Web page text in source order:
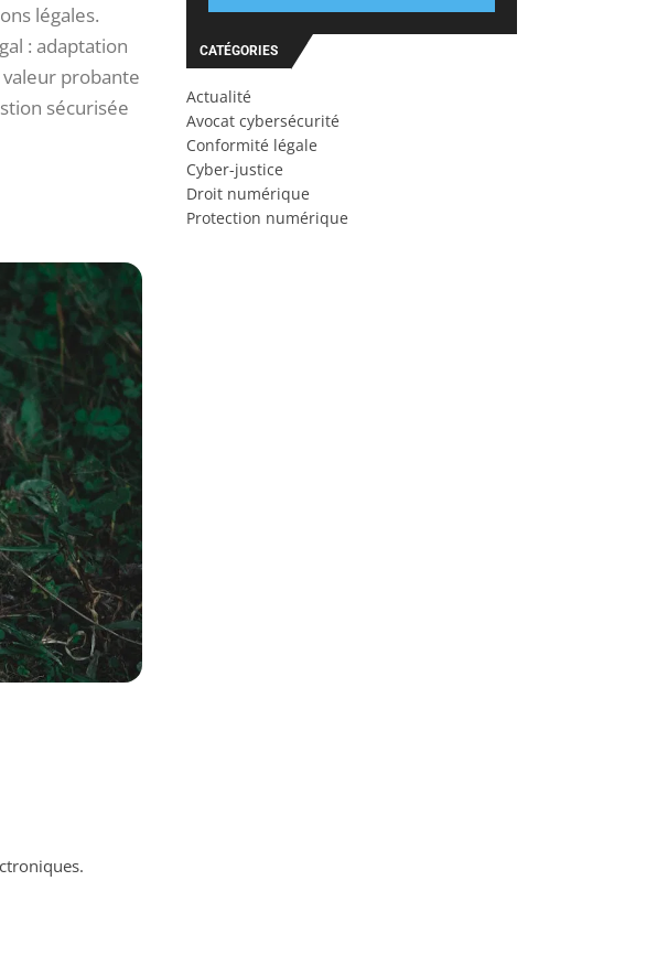
légales.
: adaptation
probante
sécurisée
CATÉGORIES
Actualité
Avocat cybersécurité
Conformité légale
Cyber-justice
Droit numérique
Protection numérique